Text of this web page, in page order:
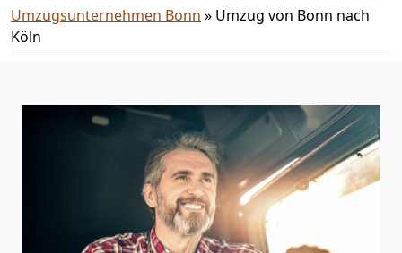
Umzugsunternehmen Bonn » Umzug von Bonn nach
Köln